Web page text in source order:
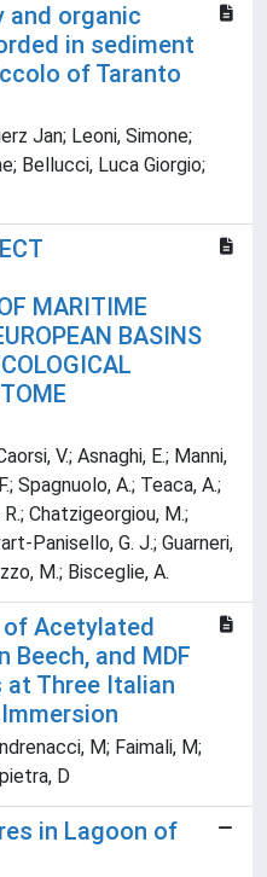
and organic
in sediment
of Taranto
Jan; Leoni, Simone;
Bellucci, Luca Giorgio;
MARITIME
BASINS
V.; Asnaghi, E.; Manni,
Spagnuolo, A.; Teaca, A.;
Chatzigeorgiou, M.;
Panisello, G. J.; Guarneri,
M.; Bisceglie, A.
Acetylated
Beech, and MDF
at Three Italian
M; Faimali, M;
D
in Lagoon of